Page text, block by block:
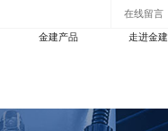
在线留言
金建产品 走进金建